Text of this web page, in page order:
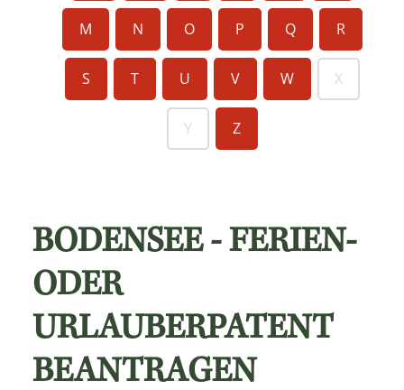
M N O P Q R
S T U V W X
Y Z
BODENSEE - FERIEN-
ODER
URLAUBERPATENT
BEANTRAGEN